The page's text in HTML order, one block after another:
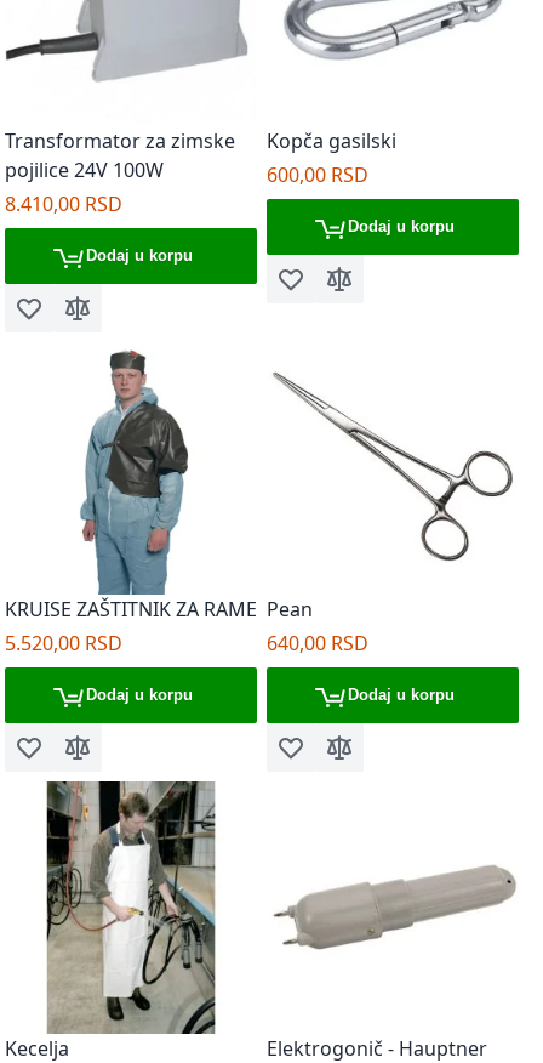
Transformator za zimske
pojilice 24V 100W
8.410,00 RSD
Dodaj u korpu
Dodaj u listu želja
Dodaj za poređenje
Kopča gasilski
600,00 RSD
Dodaj u korpu
Dodaj u listu želja
Dodaj za poređenje
KRUISE ZAŠTITNIK ZA RAME
5.520,00 RSD
Dodaj u korpu
Dodaj u listu želja
Dodaj za poređenje
Pean
640,00 RSD
Dodaj u korpu
Dodaj u listu želja
Dodaj za poređenje
Kecelja Elektrogonič - Hauptner